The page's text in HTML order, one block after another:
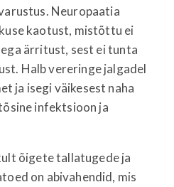
Neuropaatia
kaotust, mistõttu ei
ärritust, sest ei tunta
Halb vereringe jalgadel
ja isegi väikesest naha
infektsioon ja
õigete tallatugede ja
on abivahendid, mis